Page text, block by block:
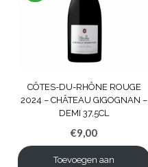
CÔTES-DU-RHÔNE ROUGE
2024 – CHÂTEAU GIGOGNAN –
DEMI 37,5CL
€9,00
Toevoegen aan